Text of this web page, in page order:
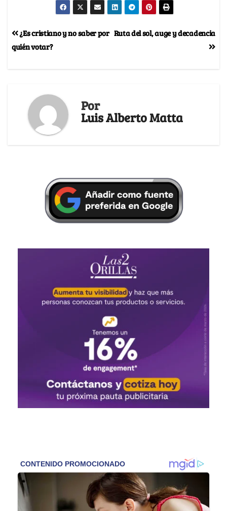
Ruta del sol, auge y decadencia
¿Es cristiano y no saber por
quién votar?
Por
Luis Alberto Matta